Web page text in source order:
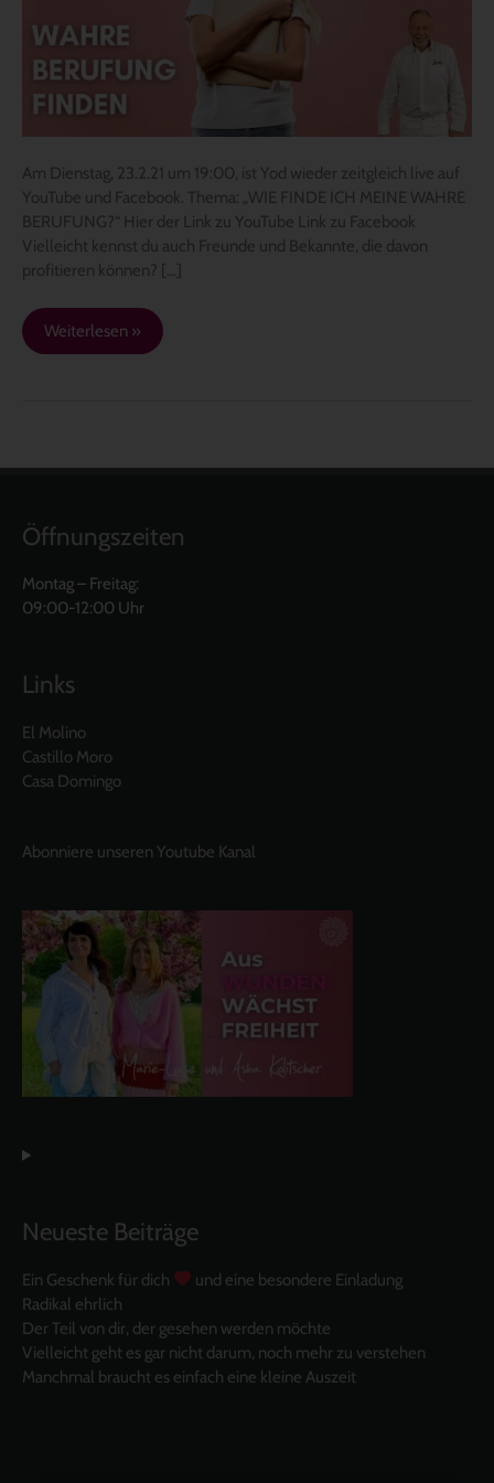
Am Dienstag, 23.2.21 um 19:00, ist Yod wieder zeitgleich live auf
YouTube und Facebook. Thema: „WIE FINDE ICH MEINE WAHRE
BERUFUNG?“ Hier der Link zu YouTube Link zu Facebook
Vielleicht kennst du auch Freunde und Bekannte, die davon
profitieren können? […]
–
„WIE
ICH
MEINE
BERUFUNG?“
Weiterlesen »
Öffnungszeiten
Montag – Freitag:
09:00-12:00 Uhr
Links
El Molino
Castillo Moro
Casa Domingo
Abonniere unseren Youtube Kanal
Neueste Beiträge
Ein Geschenk für dich
und eine besondere Einladung
Radikal ehrlich
Der Teil von dir, der gesehen werden möchte
Vielleicht geht es gar nicht darum, noch mehr zu verstehen
Manchmal braucht es einfach eine kleine Auszeit